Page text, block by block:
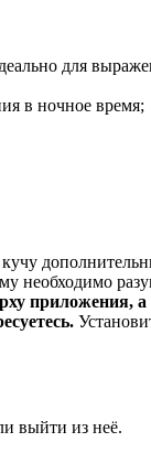
для
в ночное время;
необходимо
приложения, а
выйти из неё.